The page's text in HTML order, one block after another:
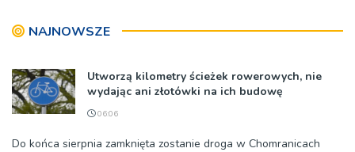
NAJNOWSZE
Utworzą kilometry ścieżek rowerowych, nie
wydając ani złotówki na ich budowę
06:06
Do końca sierpnia zamknięta zostanie droga w Chomranicach